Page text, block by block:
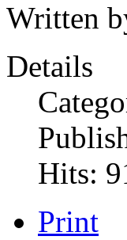
Written
Details
Hits:
Print